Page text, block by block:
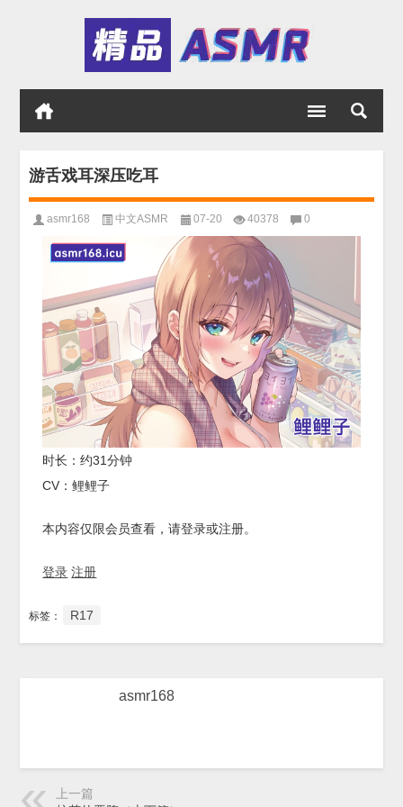
游舌戏耳深压吃耳
asmr168 中文ASMR 07-20 40378 0
时长：约31分钟
CV：鲤鲤子
本内容仅限会员查看，请登录或注册。
登录 注册
标签： R17
asmr168
上一篇